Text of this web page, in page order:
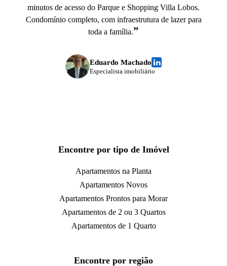
minutos de acesso do Parque e Shopping Villa Lobos.
Condomínio completo, com infraestrutura de lazer para
toda a família.”
Eduardo Machado
Especialista imobiliário
Encontre por tipo de Imóvel
Apartamentos na Planta
Apartamentos Novos
Apartamentos Prontos para Morar
Apartamentos de 2 ou 3 Quartos
Apartamentos de 1 Quarto
Encontre por região